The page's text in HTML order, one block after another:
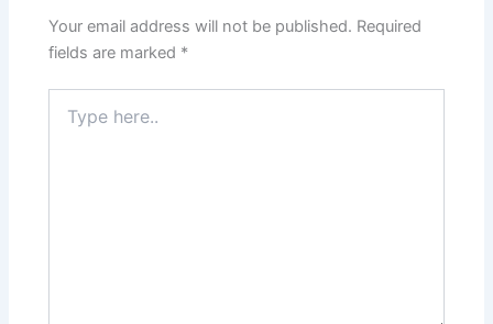
Your email address will not be published. Required
fields are marked *
here..